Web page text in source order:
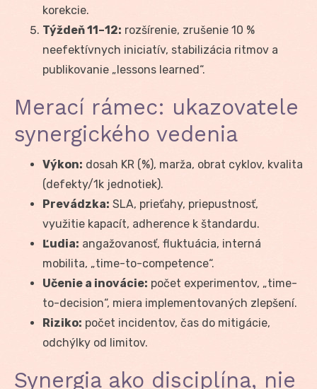
korekcie.
Týždeň 11–12: rozšírenie, zrušenie 10 %
neefektívnych iniciatív, stabilizácia ritmov a
publikovanie „lessons learned“.
Merací rámec: ukazovatele
synergického vedenia
Výkon: dosah KR (%), marža, obrat cyklov, kvalita
(defekty/1k jednotiek).
Prevádzka: SLA, prieťahy, priepustnosť,
využitie kapacít, adherence k štandardu.
Ľudia: angažovanosť, fluktuácia, interná
mobilita, „time-to-competence“.
Učenie a inovácie: počet experimentov, „time-
to-decision“, miera implementovaných zlepšení.
Riziko: počet incidentov, čas do mitigácie,
odchýlky od limitov.
Synergia ako disciplína, nie